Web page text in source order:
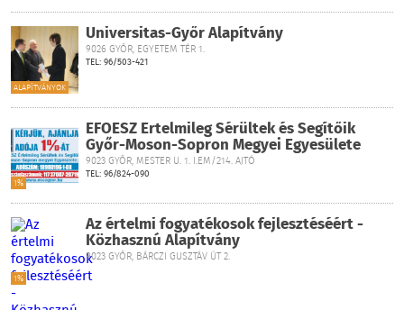
ALAPÍTVÁNYOK
Universitas-Győr Alapítvány
9026 GYŐR, EGYETEM TÉR 1.
TEL: 96/503-421
1%
ÉFOESZ Értelmileg Sérültek és Segítőik
Győr-Moson-Sopron Megyei Egyesülete
9023 GYŐR, MESTER U. 1. I.EM/214. AJTÓ
TEL: 96/824-090
1%
Az értelmi fogyatékosok fejlesztéséért -
Közhasznú Alapítvány
9023 GYŐR, BÁRCZI GUSZTÁV ÚT 2.